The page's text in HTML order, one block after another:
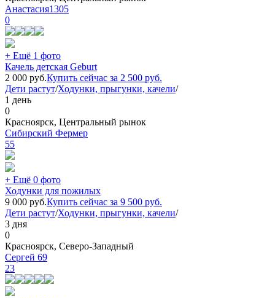
Анастасия1305
0
+ Ещё 1 фото
Качель детская Geburt
2 000 руб.Купить сейчас за 2 500 руб.
Дети растут/Ходунки, прыгунки, качели/
1 день
0
Красноярск, Центральный рынок
Сибирский Фермер
55
+ Ещё 0 фото
Ходунки для пожилых
9 000 руб.Купить сейчас за 9 500 руб.
Дети растут/Ходунки, прыгунки, качели/
3 дня
0
Красноярск, Северо-Западный
Сергей 69
23